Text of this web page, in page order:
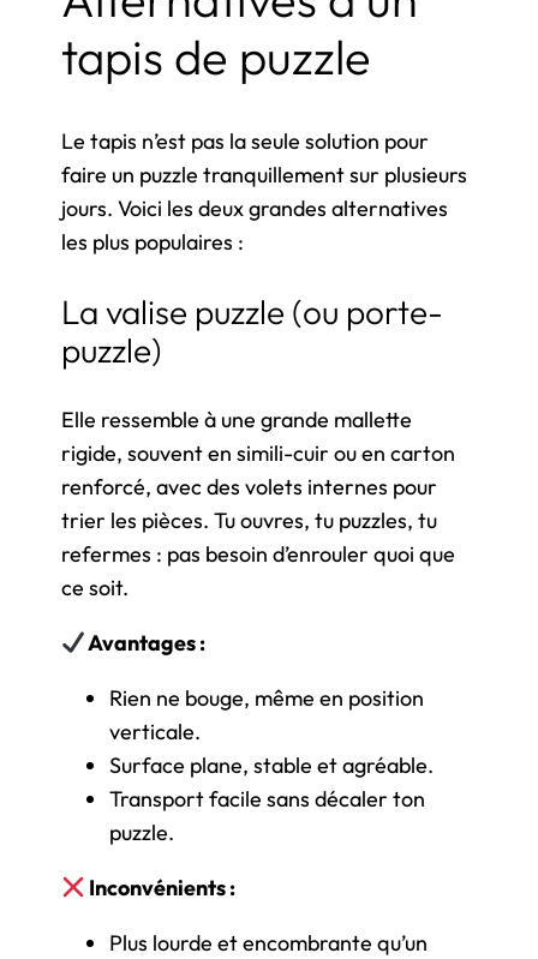
tapis de puzzle
Le tapis n’est pas la seule solution pour
faire un puzzle tranquillement sur plusieurs
jours. Voici les deux grandes alternatives
les plus populaires :
La valise puzzle (ou porte-
puzzle)
Elle ressemble à une grande mallette
rigide, souvent en simili-cuir ou en carton
renforcé, avec des volets internes pour
trier les pièces. Tu ouvres, tu puzzles, tu
refermes : pas besoin d’enrouler quoi que
ce soit.
Avantages :
Rien ne bouge, même en position
verticale.
Surface plane, stable et agréable.
Transport facile sans décaler ton
puzzle.
Inconvénients :
Plus lourde et encombrante qu’un